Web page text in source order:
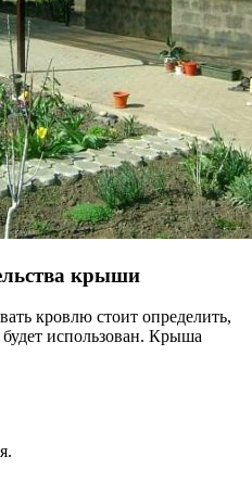
крыши
кровлю стоит определить,
использован. Крыша